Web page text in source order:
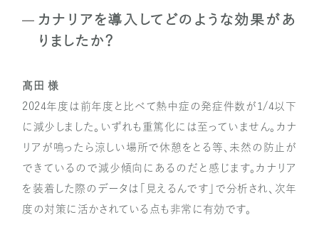
カナリアを導入してどのような効果があ
りましたか？
髙田 様
2024年度は前年度と比べて熱中症の発症件数が1/4以下
に減少しました。いずれも重篤化には至っていません。カナ
リアが鳴ったら涼しい場所で休憩をとる等、未然の防止が
できているので減少傾向にあるのだと感じます。カナリア
を装着した際のデータは「見えるんです」で分析され、次年
度の対策に活かされている点も非常に有効です。